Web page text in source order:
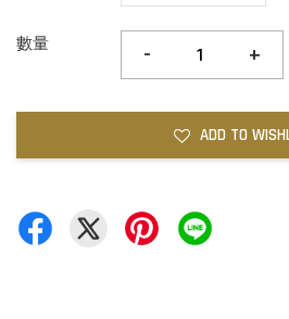
數量 - +
ADD TO